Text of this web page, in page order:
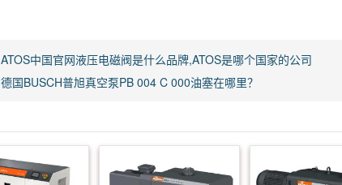
ATOS中国官网液压电磁阀是什么品牌,ATOS是哪个国家的公司
德国BUSCH普旭真空泵PB 004 C 000油塞在哪里？